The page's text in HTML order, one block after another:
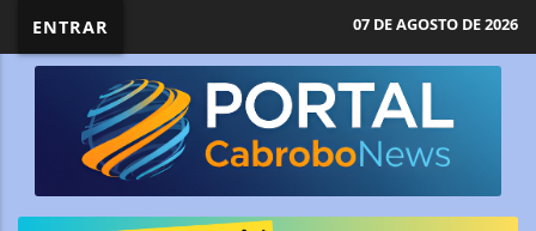
ENTRAR 07 DE AGOSTO DE 2026